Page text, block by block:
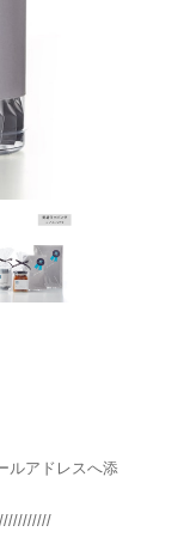
ルアドレスへ添